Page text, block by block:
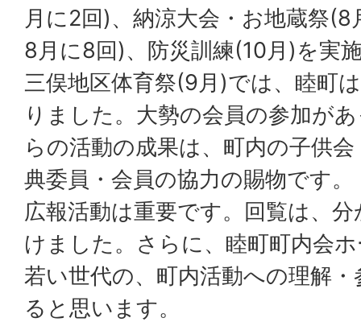
月に2回)、納涼大会・お地蔵祭
8月に8回)、防災訓練(10月)を実
三俣地区体育祭(9月)では、睦町
りました。大勢の会員の参加が
らの活動の成果は、町内の子供
典委員・会員の協力の賜物です。
広報活動は重要です。回覧は、
けました。さらに、睦町町内会
若い世代の、町内活動への理解
ると思います。